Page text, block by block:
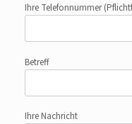
Ihre Telefonnummer
Betreff
Ihre Nachricht